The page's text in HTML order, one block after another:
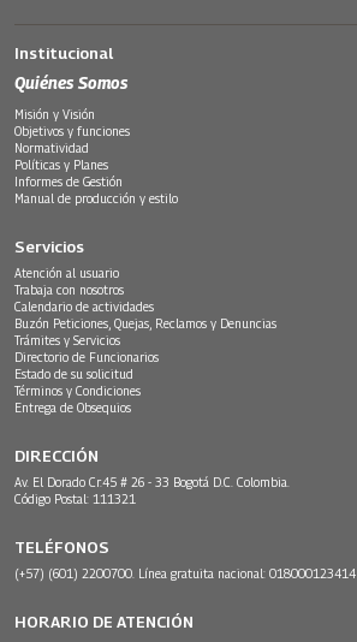
Institucional
Quiénes Somos
Misión y Visión
Objetivos y funciones
Normatividad
Políticas y Planes
Informes de Gestión
Manual de producción y estilo
Servicios
Atención al usuario
Trabaja con nosotros
Calendario de actividades
Buzón Peticiones, Quejas, Reclamos y Denuncias
Trámites y Servicios
Directorio de Funcionarios
Estado de su solicitud
Términos y Condiciones
Entrega de Obsequios
DIRECCIÓN
Av. El Dorado Cr.45 # 26 - 33 Bogotá D.C. Colombia.
Código Postal: 111321
TELÉFONOS
(+57) (601) 2200700. Línea gratuita nacional: 018000123414
HORARIO DE ATENCIÓN